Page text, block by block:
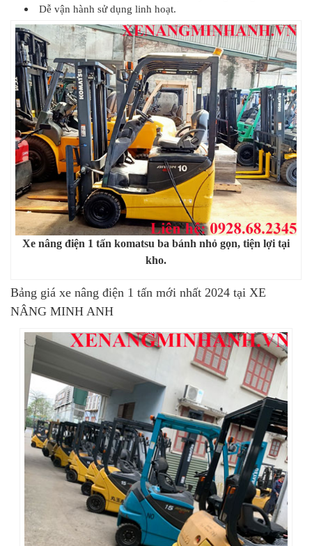
Dễ vận hành sử dụng linh hoạt.
Xe nâng điện 1 tấn komatsu ba bánh nhỏ gọn, tiện lợi tại
kho.
Bảng giá xe nâng điện 1 tấn mới nhất 2024 tại XE
NÂNG MINH ANH